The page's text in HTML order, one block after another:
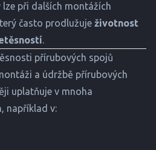
při dalších montážích
často prodlužuje životnost
.
přírubových spojů
a údržbě přírubových
uplatňuje v mnoha
například v: